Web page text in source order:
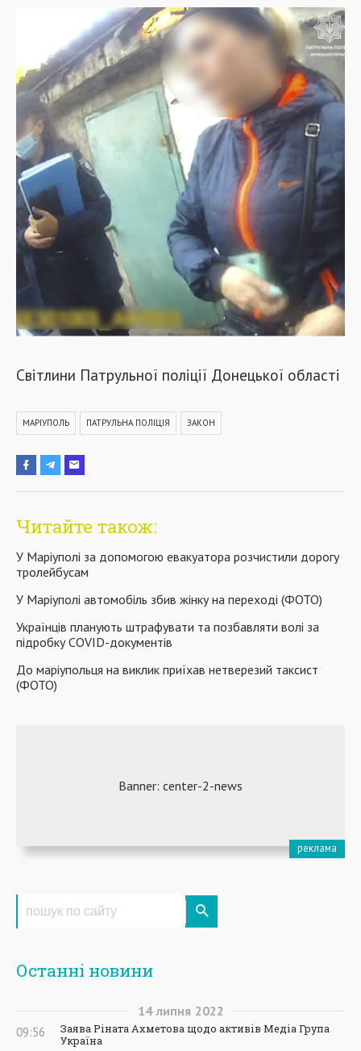
Світлини Патрульної поліції Донецької області
МАРІУПОЛЬ ПАТРУЛЬНА ПОЛІЦІЯ ЗАКОН
Читайте також:
У Маріуполі за допомогою евакуатора розчистили дорогу
тролейбусам
У Маріуполі автомобіль збив жінку на переході (ФОТО)
Українців планують штрафувати та позбавляти волі за
підробку COVID-документів
До маріупольця на виклик приїхав нетверезий таксист
(ФОТО)
Останні новини
14 липня 2022
09:56
Заява Ріната Ахметова щодо активів Медіа Група
Україна